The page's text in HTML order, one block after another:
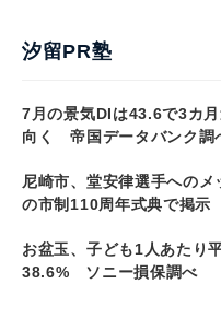
汐留PR塾
7月の景気DIは43.6で3カ
向く 帝国データバンク調
尼崎市、堂安律選手への
の市制110周年式典で掲示
お盆玉、子ども1人あた
38.6% ソニー損保調べ